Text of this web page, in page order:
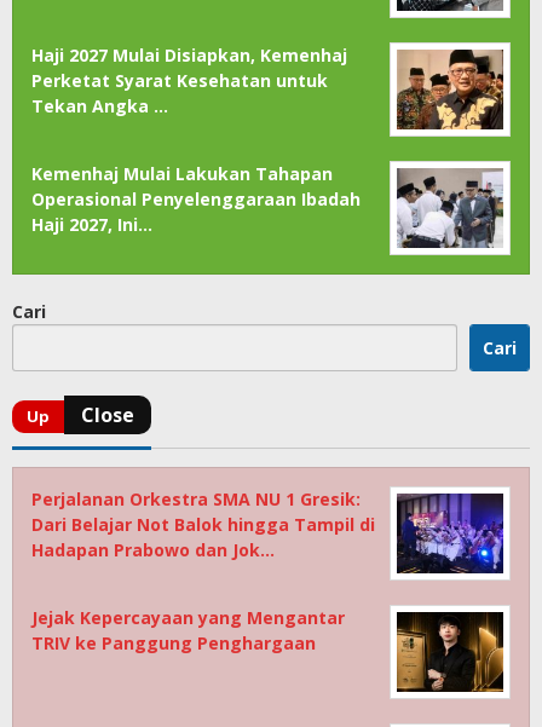
Haji 2027 Mulai Disiapkan, Kemenhaj
Perketat Syarat Kesehatan untuk
Tekan Angka …
Kemenhaj Mulai Lakukan Tahapan
Operasional Penyelenggaraan Ibadah
Haji 2027, Ini…
Cari
Cari
Perjalanan Orkestra SMA NU 1 Gresik:
Dari Belajar Not Balok hingga Tampil di
Hadapan Prabowo dan Jok…
Jejak Kepercayaan yang Mengantar
TRIV ke Panggung Penghargaan